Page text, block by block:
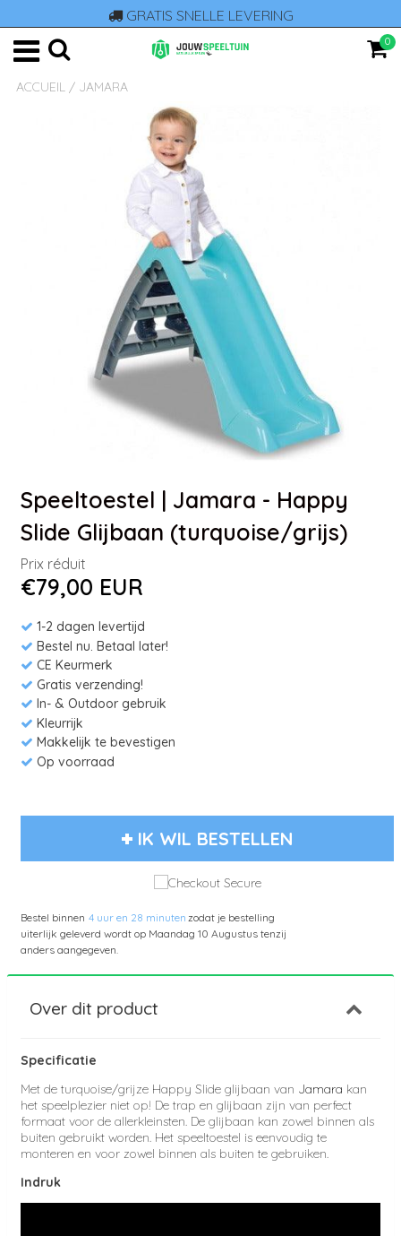
GRATIS SNELLE LEVERING
0
ACCUEIL / JAMARA
Speeltoestel | Jamara - Happy
Slide Glijbaan (turquoise/grijs)
Prix réduit
€79,00 EUR
1-2 dagen levertijd
Bestel nu. Betaal later!
CE Keurmerk
Gratis verzending!
In- & Outdoor gebruik
Kleurrijk
Makkelijk te bevestigen
Op voorraad
IK WIL BESTELLEN
Bestel binnen 4 uur en 28 minutenzodat je bestelling
uiterlijk geleverd wordt op Maandag 10 Augustus tenzij
anders aangegeven.
Over dit product
Specificatie
Met de turquoise/grijze Happy Slide glijbaan van Jamara kan
het speelplezier niet op! De trap en glijbaan zijn van perfect
formaat voor de allerkleinsten. De glijbaan kan zowel binnen als
buiten gebruikt worden. Het speeltoestel is eenvoudig te
monteren en voor zowel binnen als buiten te gebruiken.
Indruk